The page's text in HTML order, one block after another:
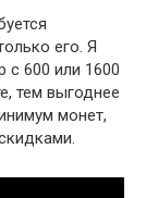
его. Я
с 600 или 1600
тем выгоднее
монет,